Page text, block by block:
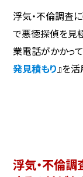
浮気・不倫調査
で悪徳探偵を見
業電話がかかって
発見積もり』を
浮気・不倫